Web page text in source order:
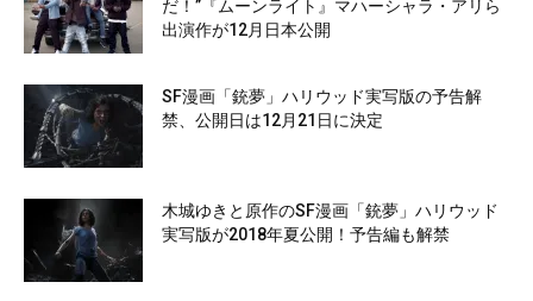
だ！”『ムーンライト』マハーシャラ・アリら
出演作が12月日本公開
SF漫画「銃夢」ハリウッド実写版の予告解
禁、公開日は12月21日に決定
木城ゆきと原作のSF漫画「銃夢」ハリウッド
実写版が2018年夏公開！予告編も解禁